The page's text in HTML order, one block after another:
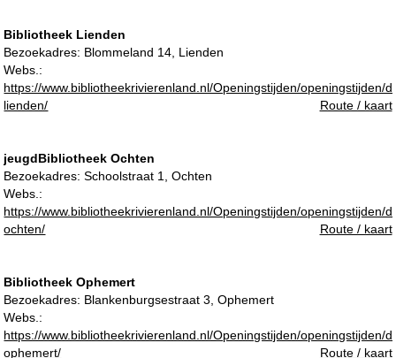
Bibliotheek Lienden
Bezoekadres: Blommeland 14, Lienden
Webs.:
https://www.bibliotheekrivierenland.nl/Openingstijden/openingstijden/
lienden/
Route / kaart
jeugdBibliotheek Ochten
Bezoekadres:Schoolstraat 1, Ochten
Webs.:
https://www.bibliotheekrivierenland.nl/Openingstijden/openingstijden/
ochten/
Route / kaart
Bibliotheek Ophemert
Bezoekadres: Blankenburgsestraat 3, Ophemert
Webs.:
https://www.bibliotheekrivierenland.nl/Openingstijden/openingstijden/
ophemert/
Route / kaart